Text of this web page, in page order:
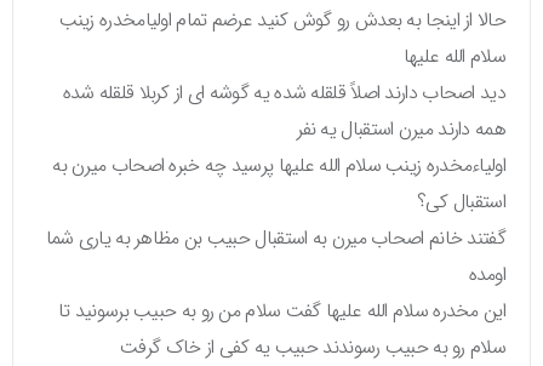
حالا از اینجا به بعدش رو گوش کنید عرضم تمام اولیامخدره زینب
سلام الله علیها
دید اصحاب دارند اصلاً قلقله شده یه گوشه‌ ای از کربلا قلقله شده
همه دارند میرن استقبال یه نفر
اولیاءمخدره زینب سلام الله علیها پرسید چه خبره اصحاب میرن به
استقبال کی؟
گفتند خانم اصحاب میرن به استقبال حبیب بن مظاهر به یاری شما
اومده
این مخدره سلام الله علیها گفت سلام من رو به حبیب برسونید تا
سلام رو به حبیب رسوندند حبیب یه کفی از خاک گرفت